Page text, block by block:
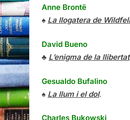
Anne Brontë
♠ La llogatera de
David Bueno
♣ L’enigma de la llibertat
Gesualdo Bufalino
♠ La llum i el dol.
Charles Bukowski